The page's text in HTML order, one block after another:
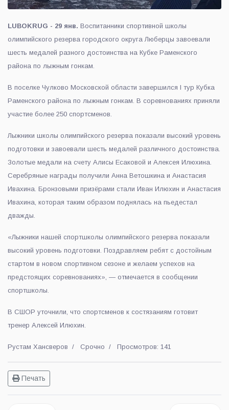
LUBOKRUG - 29 янв. Воспитанники спортивной школы
олимпийского резерва городского округа Люберцы завоевали
шесть медалей разного достоинства на Кубке Раменского
района по лыжным гонкам.
В поселке Чулково Московской области завершился I тур Кубка
Раменского района по лыжным гонкам. В соревнованиях приняли
участие более 250 спортсменов.
Лыжники школы олимпийского резерва показали высокий уровень
подготовки и завоевали шесть медалей различного достоинства.
Золотые медали на счету Алисы Есаковой и Алексея Илюхина.
Серебряные награды получили Анна Ветошкина и Анастасия
Ивахина. Бронзовыми призёрами стали Иван Илюхин и Анастасия
Ивахина, которая таким образом поднялась на пьедестал
дважды.
«Лыжники нашей спортшколы олимпийского резерва показали
высокий уровень подготовки. Поздравляем ребят с достойным
стартом в новом спортивном сезоне и желаем успехов на
предстоящих соревнованиях», — отмечается в сообщении
спортшколы.
В СШОР уточнили, что спортсменов к состязаниям готовит
тренер Алексей Илюхин.
Рустам Хансверов Срочно Просмотров: 141
Печать